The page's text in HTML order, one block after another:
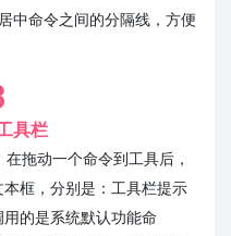
中命令之间的分隔线，方便
具栏
拖动一个命令到工具后，
框，分别是：工具栏提示
用的是系统默认功能命